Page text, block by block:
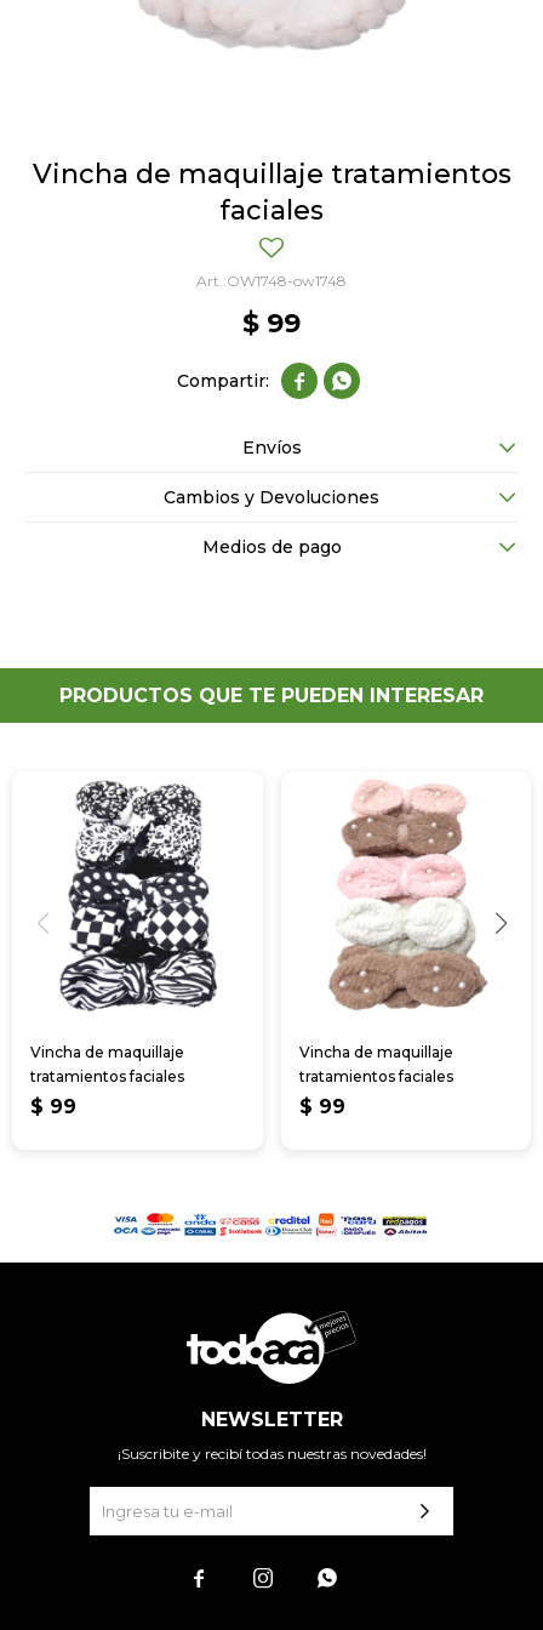
Vincha de maquillaje tratamientos
faciales
OW1748-ow1748
$ 99
 
Envíos
Cambios y Devoluciones
Medios de pago
PRODUCTOS QUE TE PUEDEN INTERESAR
Vincha de maquillaje
tratamientos faciales
$ 99
Vincha de maquillaje
tratamientos faciales
$ 99
NEWSLETTER
¡Suscribite y recibí todas nuestras novedades!
  